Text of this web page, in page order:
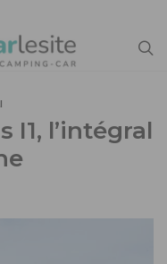
I1, l’intégral